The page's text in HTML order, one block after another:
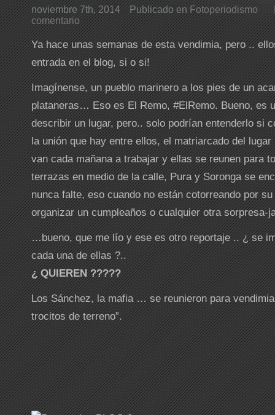
noviembre 7th, 2014 Publicado enFotoperiodismo
comentario
Ya hace unas semanas de esta vendimia, pero ..
entrada en el blog, si o si!
Imagínense, un pueblo marinero a los pies de un
plataneras… Eso es El Remo, #ElRemo. Bueno, es
describir un lugar, pero.. solo podrían entenderlo si
la unión que hay entre ellos, el matriarcado del
van cada mañana a trabajar y ellas se reunen para
terrazas en medio de la calle, Pura y Soronga se
nunca falte, eso cuando no están cotorreando por
organizar un cumpleaños o cualquier otra
…bueno, que me lío y ese es otro reportaje .. ¿ se
cada una de ellas ?..
¿ QUIEREN ?????
Los Sánchez, la mafia … se reunieron para
trocitos de terreno”.